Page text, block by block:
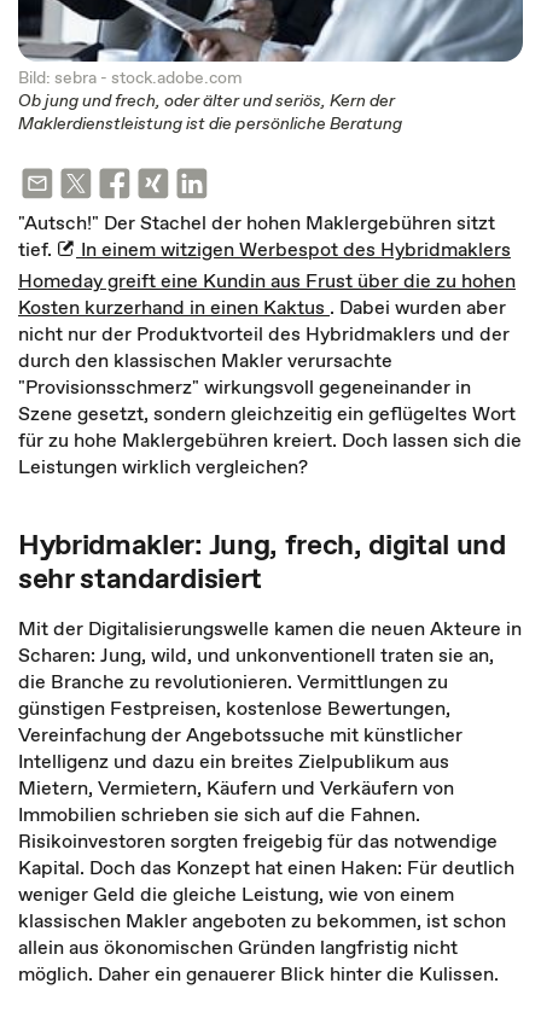
Bild: sebra - stock.adobe.com
Ob jung und frech, oder älter und seriös, Kern der
Maklerdienstleistung ist die persönliche Beratung
"Autsch!" Der Stachel der hohen Maklergebühren sitzt
tief.
In einem witzigen Werbespot des Hybridmaklers
Homeday greift eine Kundin aus Frust über die zu hohen
Kosten kurzerhand in einen Kaktus . Dabei wurden aber
nicht nur der Produktvorteil des Hybridmaklers und der
durch den klassischen Makler verursachte
"Provisionsschmerz" wirkungsvoll gegeneinander in
Szene gesetzt, sondern gleichzeitig ein geflügeltes Wort
für zu hohe Maklergebühren kreiert. Doch lassen sich die
Leistungen wirklich vergleichen?
Hybridmakler: Jung, frech, digital und
sehr standardisiert
Mit der Digitalisierungswelle kamen die neuen Akteure in
Scharen: Jung, wild, und unkonventionell traten sie an,
die Branche zu revolutionieren. Vermittlungen zu
günstigen Festpreisen, kostenlose Bewertungen,
Vereinfachung der Angebotssuche mit künstlicher
Intelligenz und dazu ein breites Zielpublikum aus
Mietern, Vermietern, Käufern und Verkäufern von
Immobilien schrieben sie sich auf die Fahnen.
Risikoinvestoren sorgten freigebig für das notwendige
Kapital. Doch das Konzept hat einen Haken: Für deutlich
weniger Geld die gleiche Leistung, wie von einem
klassischen Makler angeboten zu bekommen, ist schon
allein aus ökonomischen Gründen langfristig nicht
möglich. Daher ein genauerer Blick hinter die Kulissen.